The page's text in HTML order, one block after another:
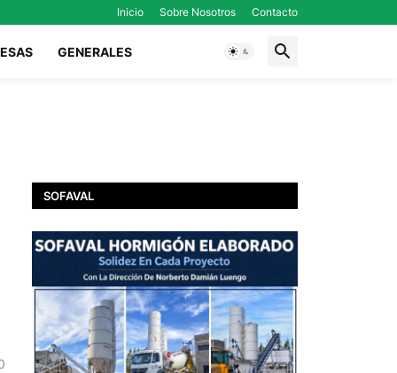
Inicio Sobre Nosotros Contacto
GENERALES
SOFAVAL